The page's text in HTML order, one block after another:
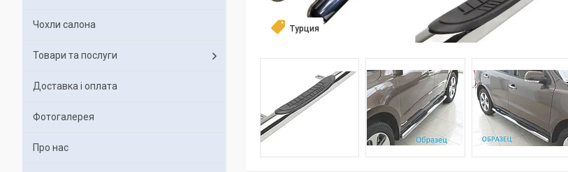
Турция
Чохли салона
Товари та послуги
Доставка і оплата
Фотогалерея
Про нас